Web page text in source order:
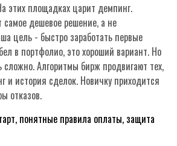
этих площадках царит демпинг.
самое дешевое решение, а не
цель - быстро заработать первые
в портфолио, это хороший вариант. Но
сложно. Алгоритмы бирж продвигают тех,
и история сделок. Новичку приходится
отказов.
понятные правила оплаты, защита